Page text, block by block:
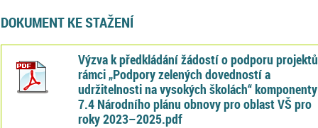
DOKUMENT KE STAŽENÍ
Výzva k předkládání žádostí o podporu
rámci „Podpory zelených dovedností a
udržitelnosti na vysokých školách“ komponenty
7.4 Národního plánu obnovy pro oblast VŠ pro
roky 2023–2025.pdf